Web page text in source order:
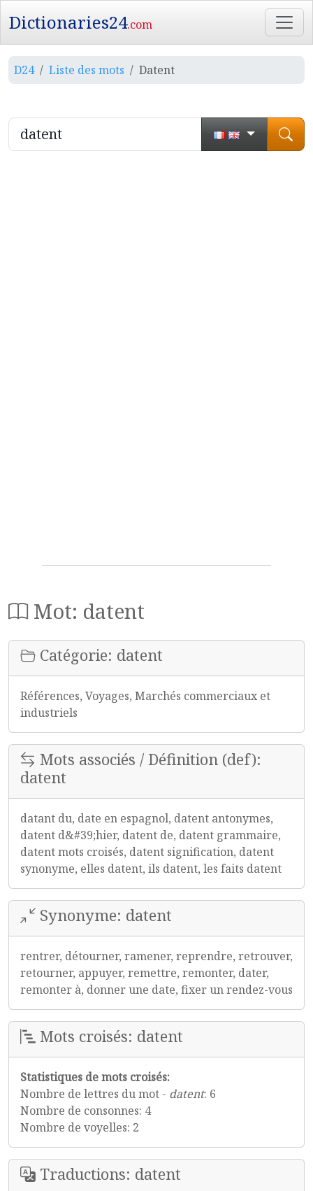
Dictionaries24.com
D24 Liste des mots Datent
Mot: datent
Catégorie: datent
Références, Voyages, Marchés commerciaux et
industriels
Mots associés / Définition (def):
datent
datant du, date en espagnol, datent antonymes,
datent d&#39;hier, datent de, datent grammaire,
datent mots croisés, datent signification, datent
synonyme, elles datent, ils datent, les faits datent
Synonyme: datent
rentrer, détourner, ramener, reprendre, retrouver,
retourner, appuyer, remettre, remonter, dater,
remonter à, donner une date, fixer un rendez-vous
Mots croisés: datent
Statistiques de mots croisés:
Nombre de lettres du mot - datent: 6
Nombre de consonnes: 4
Nombre de voyelles: 2
Traductions: datent